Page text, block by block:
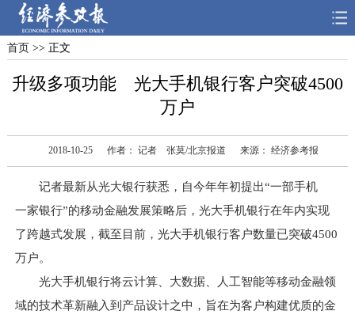
首页 深度 思想
财智
电子报
首页 >> 正文
升级多项功能 光大手机银行客户突破4500
万户
2018-10-25 作者： 记者 张莫/北京报道 来源： 经济参考报
记者最新从光大银行获悉，自今年年初提出“一部手机
一家银行”的移动金融发展策略后，光大手机银行在年内实现
了跨越式发展，截至目前，光大手机银行客户数量已突破4500
万户。
光大手机银行将云计算、大数据、人工智能等移动金融领
域的技术革新融入到产品设计之中，旨在为客户构建优质的金